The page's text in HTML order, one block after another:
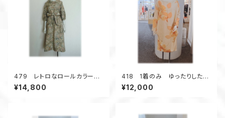
479 レトロなロールカラーワ
ンピース 大島紬 ベージュ
系 花柄 サッシュベルト付
¥14,800
418 1着のみ ゆったりしたワ
ンピース コクーンワンピー
ス 正絹着物リメイク シル
¥12,000